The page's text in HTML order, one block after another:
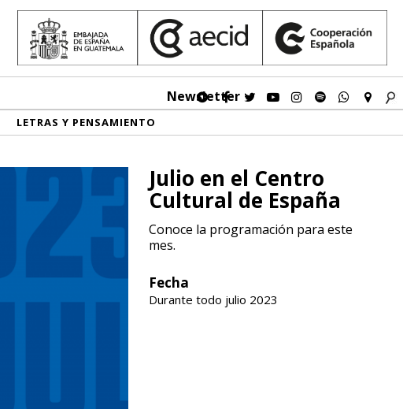
Newsletter
LETRAS Y PENSAMIENTO
Julio en el Centro
Cultural de España
Conoce la programación para este
mes.
Fecha
Durante todo julio 2023